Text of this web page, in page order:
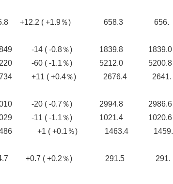
( +1.9％) 658.3 656.
-14 ( -0.8％) 1839.8 1839.0
( -1.1％) 5212.0 5200.8
+11 ( +0.4％) 2676.4 2641.
-0.7％) 2994.8 2986.6
11 ( -1.1％) 1021.4 1020.6
ス 1486 +1 ( +0.1％) 1463.4 1459.
+0.7 ( +0.2％) 291.5 291.